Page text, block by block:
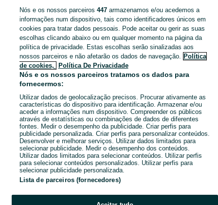
CATEGORIA
Navegue pelos últimos anúncios de Outros - Brinquedos e Jogos em Campo De Ourique no OLX Portugal. Compre e venda produtos locais com facilidade e segurança. Mostrar
Mapa do site
Mapa das freguesias
Mapa de mini-sites
Pesquisas populares
Nós e os nossos parceiros 447armazenamos e/ou acedemos a
informações num dispositivo, tais como identificadores únicos em
cookies para tratar dados pessoais. Pode aceitar ou gerir as suas
escolhas clicando abaixo ou em qualquer momento na página da
política de privacidade. Estas escolhas serão sinalizadas aos
nossos parceiros e não afetarão os dados de navegação. Política
de cookies,
Política De Privacidade
Nós e os nossos parceiros tratamos os dados para
fornecermos:
Utilizar dados de geolocalização precisos. Procurar ativamente as
características do dispositivo para identificação. Armazenar e/ou
aceder a informações num dispositivo. Compreender os públicos
através de estatísticas ou combinações de dados de diferentes
fontes. Medir o desempenho da publicidade. Criar perfis para
publicidade personalizada. Criar perfis para personalizar conteúdos.
Desenvolver e melhorar serviços. Utilizar dados limitados para
selecionar publicidade. Medir o desempenho dos conteúdos.
Utilizar dados limitados para selecionar conteúdos. Utilizar perfis
para selecionar conteúdos personalizados. Utilizar perfis para
selecionar publicidade personalizada.
Lista de parceiros (fornecedores)